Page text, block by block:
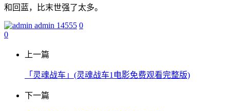
和回蓝，比末世强了太多。
admin 14555 0
0
上一篇
「灵魂战车」(灵魂战车1电影免费观看完整版)
下一篇